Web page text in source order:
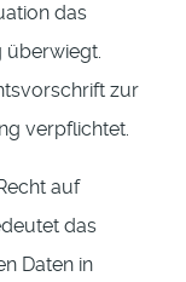
das
überwiegt.
zur
verpflichtet.
auf
das
Daten in